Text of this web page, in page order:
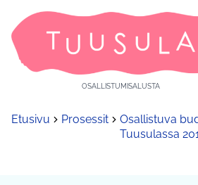
OSALLISTUMISALUSTA
Etusivu Prosessit
Osallistuva
Tuusulassa